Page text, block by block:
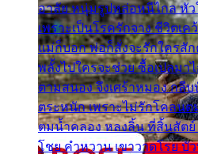
อาลัย หนุ่มรูปหล่อหนีไกล หัว
เพราะเป็นโรครักจาง ชีวิตเค
แม่ก็บอก พ่อก็สั่งจะรักใครสั
พลั้งไปใครจะช่วย ซื้อเปลมา
ตามสนอง จึงเศร้าหมอง กลี
ตระหนัก เพราะไม่รักโคลน
ตมน้ำคลอง หลงลิ้น ที่สิ้นสัตย์
โชย คำหวาน เขาวาดโรย บั